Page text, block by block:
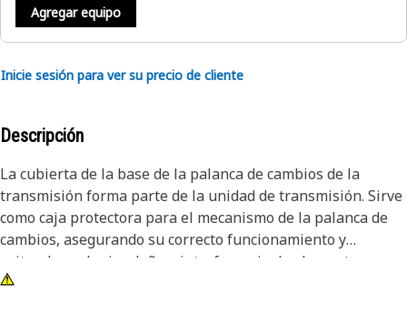
Agregar equipo
Inicie sesión para ver su precio de cliente
Descripción
La cubierta de la base de la palanca de cambios de la
transmisión forma parte de la unidad de transmisión. Sirve
como caja protectora para el mecanismo de la palanca de
cambios, asegurando su correcto funcionamiento y
evitando cualquier daño o interferencia de elementos
externos. Se utiliza para mantener la palanca de cambios